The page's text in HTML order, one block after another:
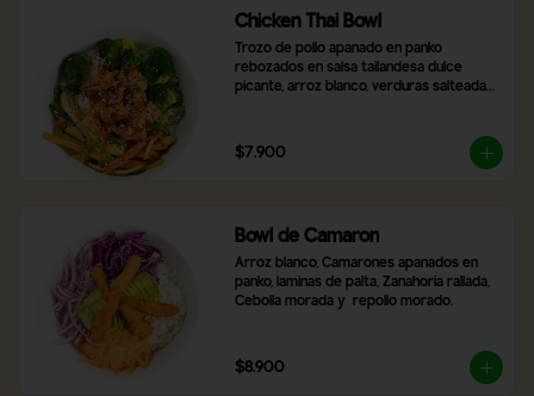
Chicken Thai Bowl
Trozo de pollo apanado en panko
rebozados en salsa tailandesa dulce
picante, arroz blanco, verduras salteadas,
$7.900
Bowl de Camaron
Arroz blanco, Camarones apanados en
panko, laminas de palta, Zanahoria rallada,
Cebolla morada y  repollo morado.
$8.900